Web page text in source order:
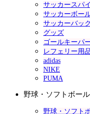
サッカースパ
サッカーボー
サッカーバッ
グッズ
ゴールキーパ
レフェリー用
adidas
NIKE
PUMA
野球・ソフトボール
野球・ソフト